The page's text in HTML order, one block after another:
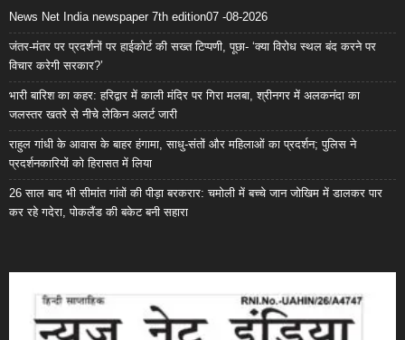
News Net India newspaper 7th edition07 -08-2026
जंतर-मंतर पर प्रदर्शनों पर हाईकोर्ट की सख्त टिप्पणी, पूछा- ‘क्या विरोध स्थल बंद करने पर
विचार करेगी सरकार?’
भारी बारिश का कहर: हरिद्वार में काली मंदिर पर गिरा मलबा, श्रीनगर में अलकनंदा का
जलस्तर खतरे से नीचे लेकिन अलर्ट जारी
राहुल गांधी के आवास के बाहर हंगामा, साधु-संतों और महिलाओं का प्रदर्शन; पुलिस ने
प्रदर्शनकारियों को हिरासत में लिया
26 साल बाद भी सीमांत गांवों की पीड़ा बरकरार: चमोली में बच्चे जान जोखिम में डालकर पार
कर रहे गदेरा, पोकलैंड की बकेट बनी सहारा